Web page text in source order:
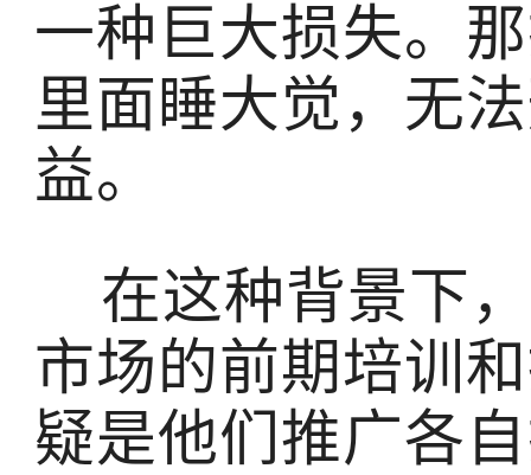
一种巨大损失。
里面睡大觉，无
益。
在这种背景下
市场的前期培训
疑是他们推广各